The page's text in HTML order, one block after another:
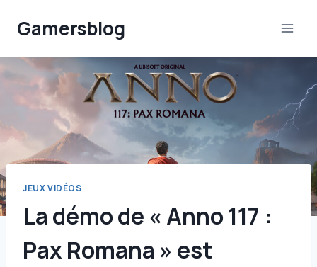
Gamersblog
JEUX VIDÉOS
La démo de « Anno 117 :
Pax Romana » est